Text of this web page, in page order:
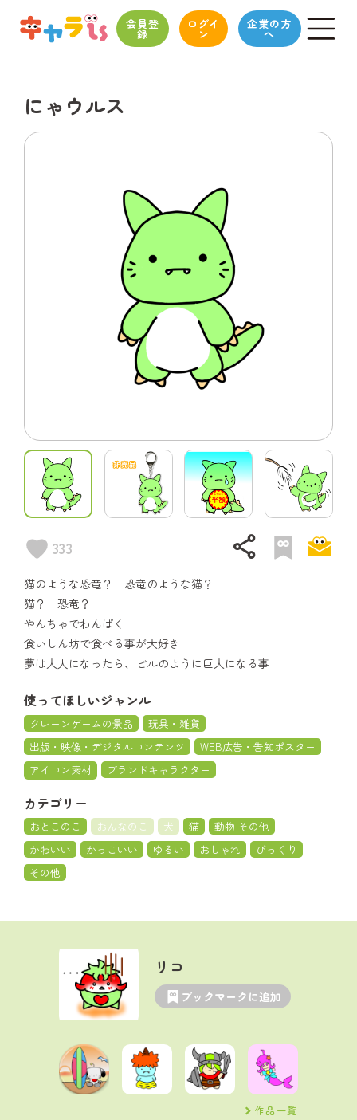
会員登
録
ログイ
ン
企業の方
へ
にゃウルス
333 share
猫のような恐竜？ 恐竜のような猫？
猫？ 恐竜？
やんちゃでわんぱく
食いしん坊で食べる事が大好き
夢は大人になったら、ビルのように巨大になる事
使ってほしいジャンル
クレーンゲームの景品
玩具・雑貨
出版・映像・デジタルコンテンツ
WEB広告・告知ポスター
アイコン素材
ブランドキャラクター
カテゴリー
おとこのこ おんなのこ 犬 猫
動物 その他
かわいい
かっこいい ゆるい おしゃれ
びっくり
その他
リコ
ブックマークに追加
作品一覧